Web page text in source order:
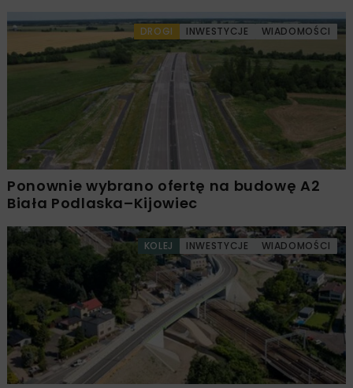
DROGI INWESTYCJE WIADOMOŚCI
Ponownie wybrano ofertę na budowę A2
Biała Podlaska–Kijowiec
KOLEJ INWESTYCJE WIADOMOŚCI